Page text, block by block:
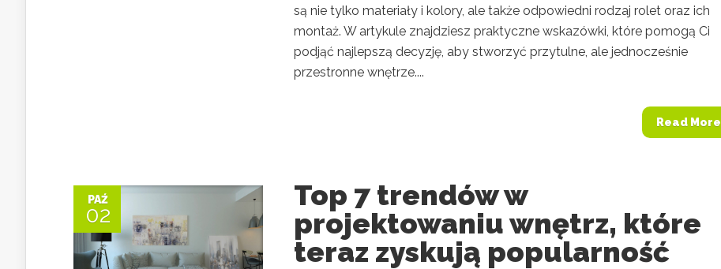
są nie tylko materiały i kolory, ale także odpowiedni rodzaj rolet oraz ich
montaż. W artykule znajdziesz praktyczne wskazówki, które pomogą Ci
podjąć najlepszą decyzję, aby stworzyć przytulne, ale jednocześnie
przestronne wnętrze....
Read More
PAŹ
02
Top 7 trendów w
projektowaniu wnętrz, które
teraz zyskują popularność